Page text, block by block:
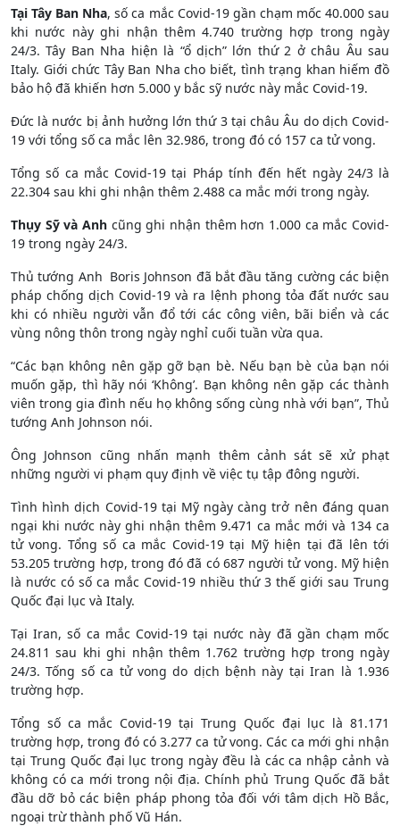
Tại Tây Ban Nha, số ca mắc Covid-19 gần chạm mốc 40.000 sau
khi nước này ghi nhận thêm 4.740 trường hợp trong ngày
24/3. Tây Ban Nha hiện là “ổ dịch” lớn thứ 2 ở châu Âu sau
Italy. Giới chức Tây Ban Nha cho biết, tình trạng khan hiếm đồ
bảo hộ đã khiến hơn 5.000 y bắc sỹ nước này mắc Covid-19.
Đức là nước bị ảnh hưởng lớn thứ 3 tại châu Âu do dịch Covid-
19 với tổng số ca mắc lên 32.986, trong đó có 157 ca tử vong.
Tổng số ca mắc Covid-19 tại Pháp tính đến hết ngày 24/3 là
22.304 sau khi ghi nhận thêm 2.488 ca mắc mới trong ngày.
Thụy Sỹ và Anh cũng ghi nhận thêm hơn 1.000 ca mắc Covid-
19 trong ngày 24/3.
Thủ tướng Anh Boris Johnson đã bắt đầu tăng cường các biện
pháp chống dịch Covid-19 và ra lệnh phong tỏa đất nước sau
khi có nhiều người vẫn đổ tới các công viên, bãi biển và các
vùng nông thôn trong ngày nghỉ cuối tuần vừa qua.
“Các bạn không nên gặp gỡ bạn bè. Nếu bạn bè của bạn nói
muốn gặp, thì hãy nói ‘Không’. Bạn không nên gặp các thành
viên trong gia đình nếu họ không sống cùng nhà với bạn”, Thủ
tướng Anh Johnson nói.
Ông Johnson cũng nhấn mạnh thêm cảnh sát sẽ xử phạt
những người vi phạm quy định về việc tụ tập đông người.
Tình hình dịch Covid-19 tại Mỹ ngày càng trở nên đáng quan
ngại khi nước này ghi nhận thêm 9.471 ca mắc mới và 134 ca
tử vong. Tổng số ca mắc Covid-19 tại Mỹ hiện tại đã lên tới
53.205 trường hợp, trong đó đã có 687 người tử vong. Mỹ hiện
là nước có số ca mắc Covid-19 nhiều thứ 3 thế giới sau Trung
Quốc đại lục và Italy.
Tại Iran, số ca mắc Covid-19 tại nước này đã gần chạm mốc
24.811 sau khi ghi nhận thêm 1.762 trường hợp trong ngày
24/3. Tống số ca tử vong do dịch bệnh này tại Iran là 1.936
trường hợp.
Tổng số ca mắc Covid-19 tại Trung Quốc đại lục là 81.171
trường hợp, trong đó có 3.277 ca tử vong. Các ca mới ghi nhận
tại Trung Quốc đại lục trong ngày đều là các ca nhập cảnh và
không có ca mới trong nội địa. Chính phủ Trung Quốc đã bắt
đầu dỡ bỏ các biện pháp phong tỏa đối với tâm dịch Hồ Bắc,
ngoại trừ thành phố Vũ Hán.